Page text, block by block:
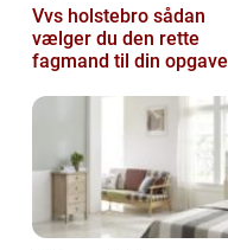
Vvs holstebro sådan
vælger du den rette
fagmand til din opgave